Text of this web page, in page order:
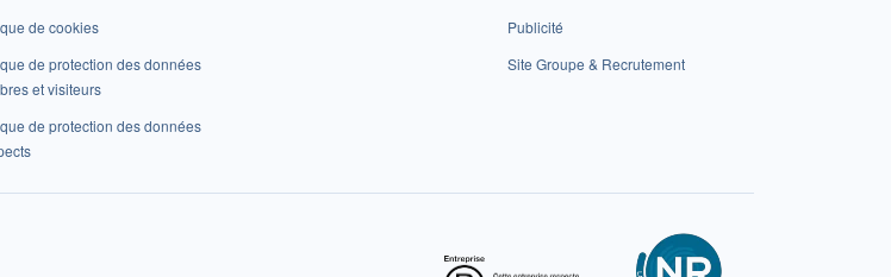
de cookies
de protection des données
et visiteurs
de protection des données
Publicité
Site Groupe & Recrutement